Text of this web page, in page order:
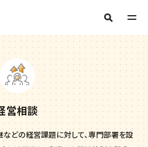
官連携
技術開発
ンスフォーメーション
ビヨンドコロナ
営相談
どの経営課題に対して、専門部署を設